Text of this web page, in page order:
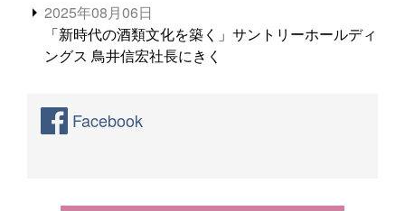
2025年08月06日
「新時代の酒類文化を築く」サントリーホールディ
ングス 鳥井信宏社長にきく
Facebook